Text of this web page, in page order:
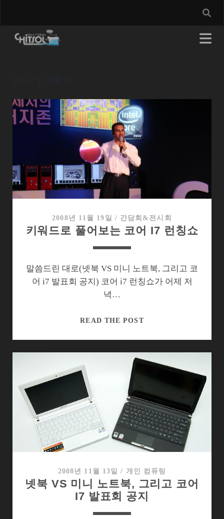
2008년 11월 19일 / 간담회&전시회
키워드로 풀어보는 코어 I7 런칭쇼
말씀드린 대로(넷북 VS 미니 노트북, 그리고 코
어 i7 발표회 공지) 코어 i7 런칭쇼가 어제 저
녁…
READ THE POST키
보
는
코
어
I7
칭
쇼
2008년 11월 13일 / 개인 컴퓨팅
넷북 VS 미니 노트북, 그리고 코어
I7 발표회 공지